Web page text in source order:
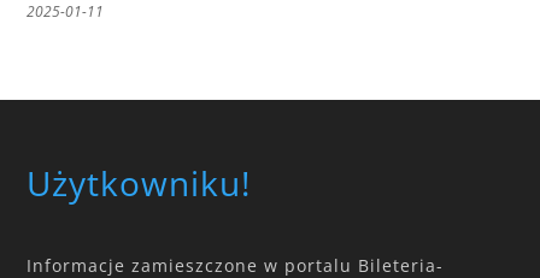
2025-01-11
Użytkowniku!
Informacje zamieszczone w portalu Bileteria-